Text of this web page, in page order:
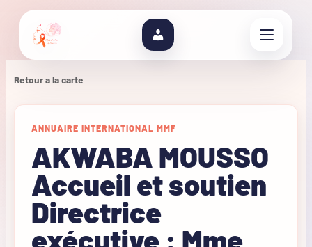
Retour a la carte
ANNUAIRE INTERNATIONAL MMF
AKWABA MOUSSO
Accueil et soutien
Directrice
exécutive : Mme